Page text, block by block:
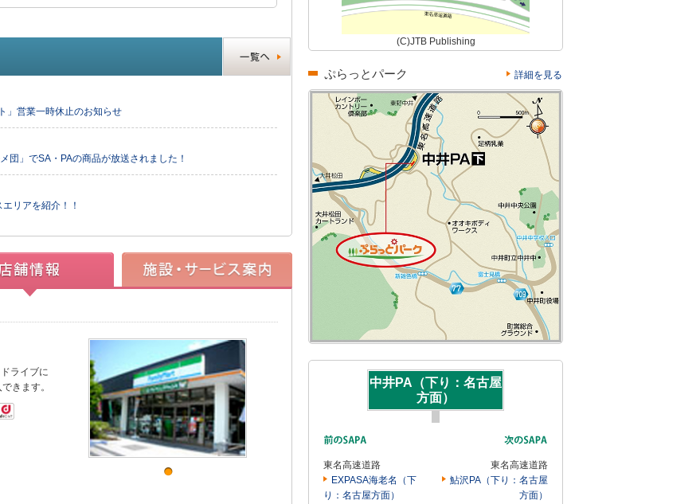
」営業一時休止のお知らせ
団」でSA・PAの商品が放送されました！
リアを紹介！！
ライブに
きます。
(C)JTB Publishing
ぷらっとパーク 詳細を見る
中井PA（下り：名古屋
方面）
東名高速道路
EXPASA海老名（下
り：名古屋方面）
東名高速道路
鮎沢PA（下り：名古屋
方面）